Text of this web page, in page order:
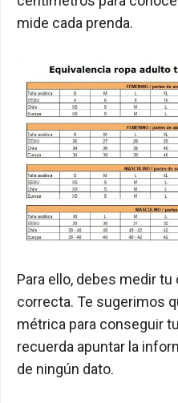
mide cada prenda.
Para ello, debes medir
correcta. Te sugerimos
métrica para conseguir
recuerda apuntar la
de ningún dato.